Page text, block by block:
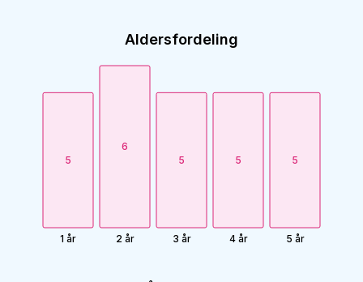
Aldersfordeling
5
1 år
6
2 år
5
3 år
5
4 år
5
5 år